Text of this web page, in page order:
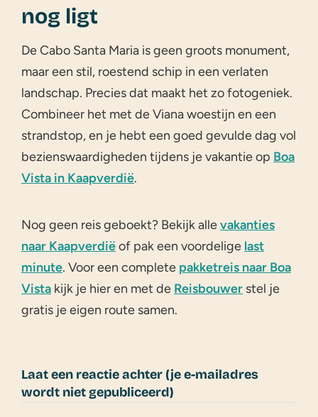
nog ligt
De Cabo Santa Maria is geen groots monument,
maar een stil, roestend schip in een verlaten
landschap. Precies dat maakt het zo fotogeniek.
Combineer het met de Viana woestijn en een
strandstop, en je hebt een goed gevulde dag vol
bezienswaardigheden tijdens je vakantie op Boa
Vista in Kaapverdië.
Nog geen reis geboekt? Bekijk allevakanties
naar Kaapverdiëof pak een voordelige last
minute. Voor een complete pakketreis naar Boa
Vista kijk je hier en met de Reisbouwer stel je
gratis je eigen route samen.
Laat een reactie achter (je e-mailadres
wordt niet gepubliceerd)